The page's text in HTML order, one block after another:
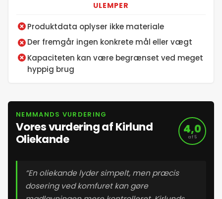
ULEMPER
Produktdata oplyser ikke materiale
Der fremgår ingen konkrete mål eller vægt
Kapaciteten kan være begrænset ved meget
hyppig brug
NEMMANDS VURDERING
Vores vurdering af Kirlund
Oliekande
4,0
af 5
“En oliekande lyder simpelt, men præcis
dosering ved komfuret kan gøre